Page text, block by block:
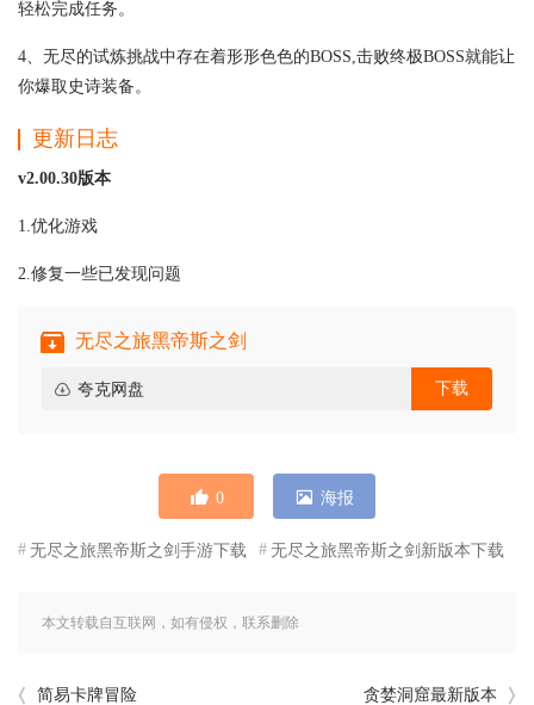
轻松完成任务。
4、无尽的试炼挑战中存在着形形色色的BOSS,击败终极BOSS就能让
你爆取史诗装备。
更新日志
v2.00.30版本
1.优化游戏
2.修复一些已发现问题
无尽之旅黑帝斯之剑
夸克网盘 下载
0 海报
无尽之旅黑帝斯之剑手游下载 无尽之旅黑帝斯之剑新版本下载
本文转载自互联网，如有侵权，联系删除
简易卡牌冒险 贪婪洞窟最新版本